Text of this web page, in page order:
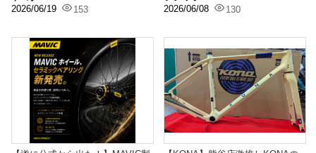
2026/06/19
153
2026/06/08
130